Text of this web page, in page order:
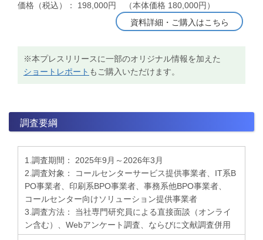
価格（税込）： 198,000円 （本体価格 180,000円）
資料詳細・ご購入はこちら
※本プレスリリースに一部のオリジナル情報を加えた
ショートレポート もご購入いただけます。
調査要綱
1.調査期間： 2025年9月～2026年3月
2.調査対象： コールセンターサービス提供事業者、IT系B
PO事業者、印刷系BPO事業者、事務系他BPO事業者、
コールセンター向けソリューション提供事業者
3.調査方法： 当社専門研究員による直接面談（オンライ
ン含む）、Webアンケート調査、ならびに文献調査併用